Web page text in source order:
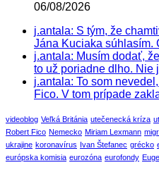
06/08/2026
j.antala: S tým, že
Jána Kuciaka súhlasím.
j.antala: Musím dodať,
to už poriadne dlho. Nie
j.antala: To som
Fico. V tom prípade
videoblog Veľká Británia utečenecká kríza
Robert Fico Nemecko Miriam Lexmann
ukrajine koronavírus Ivan Štefanec grécko
európska komisia eurozóna eurofondy